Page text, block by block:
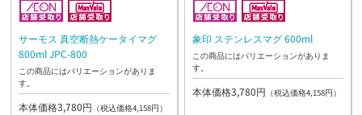
サーモス 真空断熱ケータイマグ
800ml JPC-800
この商品にはバリエーションがありま
す。
本体価格3,780円 （税込価格4,158円）
象印 ステンレスマグ 600ml
この商品にはバリエーションがありま
す。
本体価格3,780円 （税込価格4,158円）